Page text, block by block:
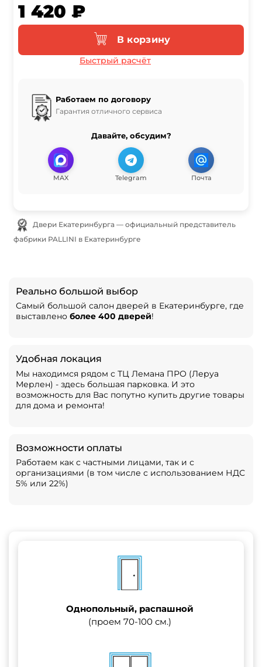
1 420 ₽
В корзину
Быстрый расчёт
Работаем по договору
Гарантия отличного сервиса
Давайте, обсудим?
MAX Telegram Почта
фабрики PALLINI в Екатеринбурге
Реально большой выбор
Самый большой салон дверей в Екатеринбурге, где
выставлено более 400 дверей!
Удобная локация
Мы находимся рядом с ТЦ Лемана ПРО (Леруа
Мерлен) - здесь большая парковка. И это
возможность для Вас попутно купить другие товары
для дома и ремонта!
Возможности оплаты
Работаем как с частными лицами, так и с
организациями (в том числе с использованием НДС
5% или 22%)
Однопольный, распашной
(проем 70-100 см.)